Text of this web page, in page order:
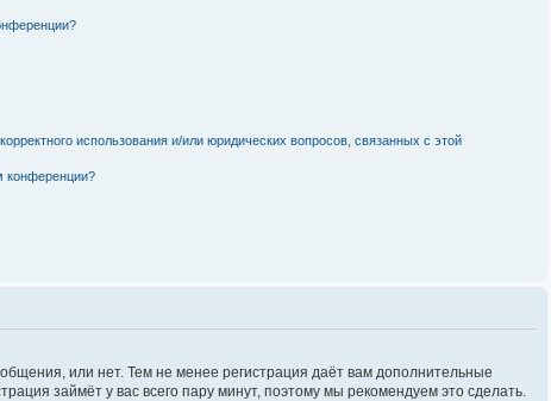
использования и/или юридических вопросов, связанных с этой
конференции?
или нет. Тем не менее регистрация даёт вам дополнительные
займёт у вас всего пару минут, поэтому мы рекомендуем это сделать.